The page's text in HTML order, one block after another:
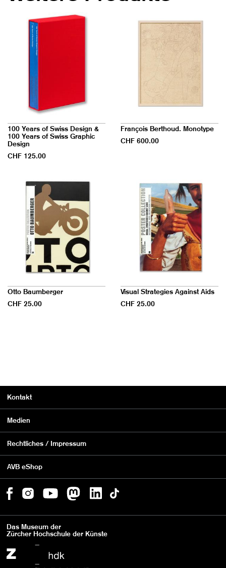
100 Years of Swiss Design &
100 Years of Swiss Graphic
Design
CHF 125.00
François Berthoud. Monotype
CHF 600.00
Otto Baumberger
CHF 25.00
Visual Strategies Against Aids
CHF 25.00
Kontakt
Medien
Rechtliches / Impressum
AVB eShop
Das Museum der
Zürcher Hochschule der Künste